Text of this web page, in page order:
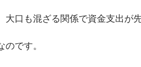
口も混ざる関係で資金支出が
です。